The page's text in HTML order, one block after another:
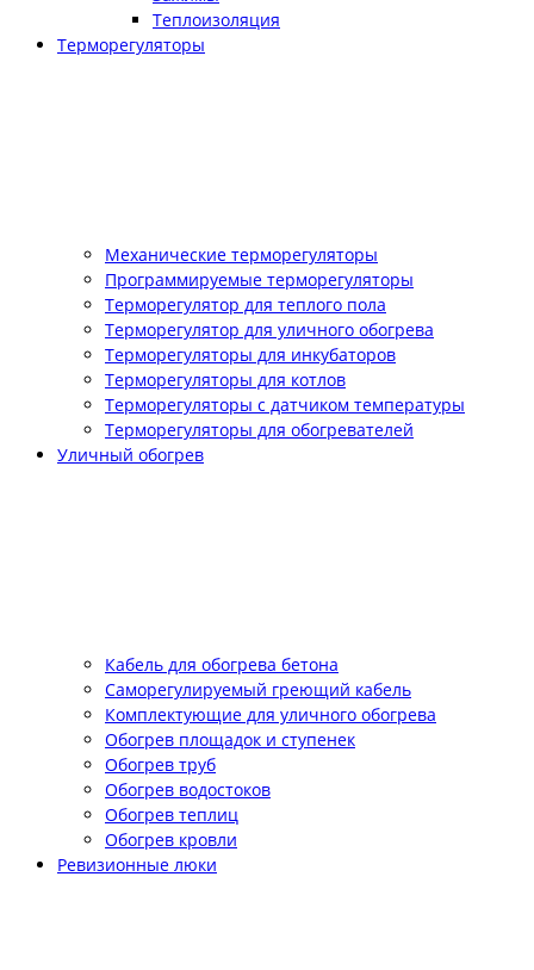
Теплоизоляция
Терморегуляторы
Механические терморегуляторы
Программируемые терморегуляторы
Терморегулятор для теплого пола
Терморегулятор для уличного обогрева
Терморегуляторы для инкубаторов
Терморегуляторы для котлов
Терморегуляторы с датчиком температуры
Терморегуляторы для обогревателей
Уличный обогрев
Кабель для обогрева бетона
Саморегулируемый греющий кабель
Комплектующие для уличного обогрева
Обогрев площадок и ступенек
Обогрев труб
Обогрев водостоков
Обогрев теплиц
Обогрев кровли
Ревизионные люки